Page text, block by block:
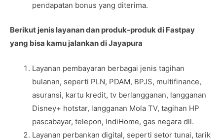
pendapatan bonus yang diterima.
Berikut jenis layanan dan produk-produk di Fastpay
yang bisa kamu jalankan di Jayapura
Layanan pembayaran berbagai jenis tagihan
bulanan, seperti PLN, PDAM, BPJS, multifinance,
asuransi, kartu kredit, tv berlangganan, langganan
Disney+ hotstar, langganan Mola TV, tagihan HP
pascabayar, telepon, IndiHome, gas negara dll.
Layanan perbankan digital, seperti setor tunai, tarik